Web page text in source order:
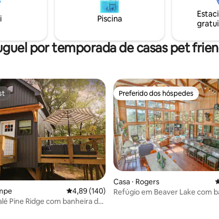
Piscina
por temporada de casas pet
de 5, 314 avaliações
4,89 de uma avaliação média de 5, 140
4,89 (140)
Pine Ridge com banheira de
Preferido dos hóspedes
Preferido dos hóspedes
Casa ⋅ Rogers
Refúgio em Beaver Lake com